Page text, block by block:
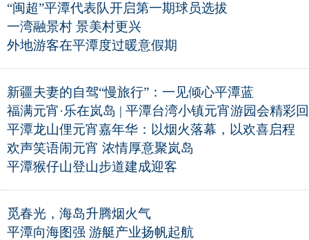
“闽超”平潭代表队开启第一期球员选拔
一湾融景村 景美村更兴
外地游客在平潭度过暖意假期
新疆夫妻的自驾“慢旅行”：一见倾心平潭蓝
福满元宵·乐在岚岛 | 平潭台湾小镇元宵游园会精彩
平潭龙山俚元宵嘉年华：以烟火落幕，以欢喜启程
欢声笑语闹元宵 浓情厚意聚岚岛
平潭猴仔山登山步道建成迎客
觅春光，海岛升腾烟火气
平潭向海图强 游艇产业扬帆起航